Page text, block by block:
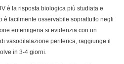
è la risposta biologica più studiata e
è facilmente osservabile soprattutto negli
eritemigena si evidenzia con un
vasodilatazione periferica, raggiunge il
in 3-4 giorni.